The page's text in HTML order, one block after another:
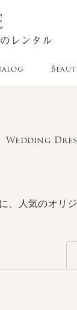
Wedding
、人気のオリ